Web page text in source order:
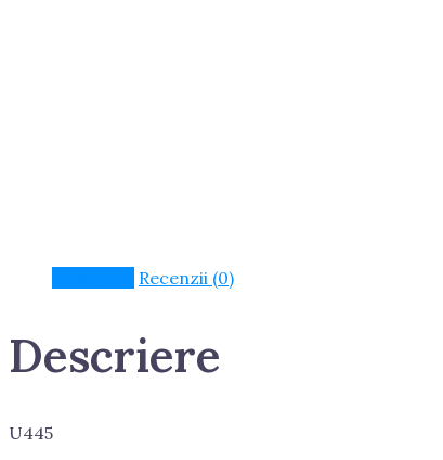
Recenzii (0)
Descriere
U445